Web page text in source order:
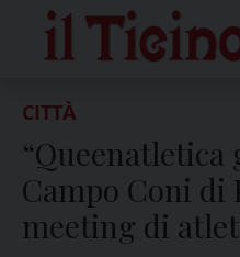
content
CITTÀ
“Queenatletica
Campo Coni di
meeting di